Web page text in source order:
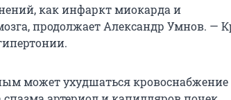
как инфаркт миокарда и
продолжает Александр Умнов. —
может ухудшаться кровоснабжение